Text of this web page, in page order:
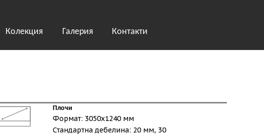
Колекция Галерия Контакти
Плочи
Формат: 3050х1240 мм
Стандартна дебелина: 20 мм, 30